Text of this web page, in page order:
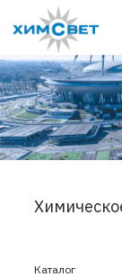
Каталог